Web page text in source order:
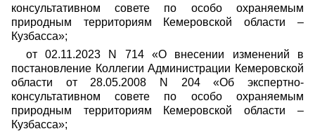
консультативном совете по особо охраняемым
природным территориям Кемеровской области –
Кузбасса»;
от 02.11.2023 N 714 «О внесении изменений в
постановление Коллегии Администрации Кемеровской
области от 28.05.2008 N 204 «Об экспертно-
консультативном совете по особо охраняемым
природным территориям Кемеровской области –
Кузбасса»;